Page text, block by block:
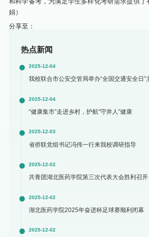
娟）
分享至：
热点新闻
2025-12-04
我校联合市公安交管局举办“全国交通安全日”
2025-12-04
“健康集市”走进乡村，护航“守井人”健康
2025-12-03
省侨联党组书记冯伟一行来我校调研指导
2025-12-02
共青团湖北医药学院第三次代表大会胜利召开
2025-12-02
湖北医药学院2025年奋进杯足球赛顺利闭幕
2025-12-02